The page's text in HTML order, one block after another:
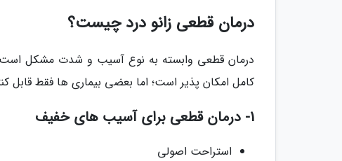
درمان قطعی زانو درد چیست؟
درمان قطعی وابسته به نوع آسیب و شدت مشکل
کامل امکان پذیر است؛ اما بعضی بیماری ها فقط قابل
1- درمان قطعی برای آسیب های خفیف
استراحت اصولی